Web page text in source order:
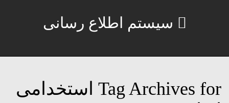
سیستم اطلاع رسانی
Tag Archives for استخدامی